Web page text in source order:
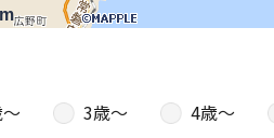
3歳〜 4歳〜